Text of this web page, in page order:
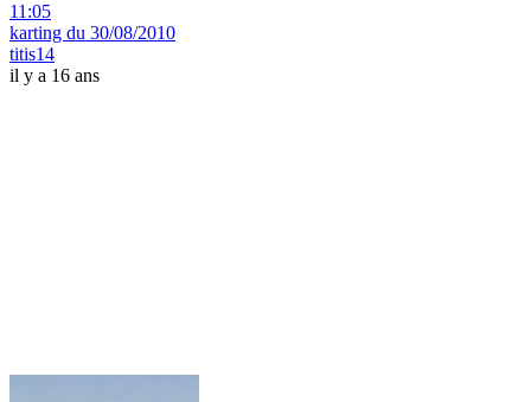
11:05
karting du 30/08/2010
titis14
il y a 16 ans